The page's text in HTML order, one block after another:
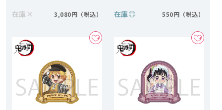
在庫 × 3,080円 在庫◎ 550円